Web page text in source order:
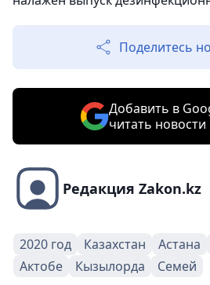
Поделитесь
Добавить в
читать
Редакция Zakon.kz
2020 год Казахстан Астана
Актобе
Кызылорда Семей